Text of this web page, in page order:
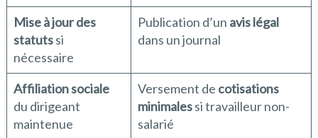
Mise à jour des
statutssi
nécessaire
Publication d’un avis légal
dans un journal
Affiliation sociale
du dirigeant
maintenue
Versement de cotisations
minimalessi travailleur non-
salarié